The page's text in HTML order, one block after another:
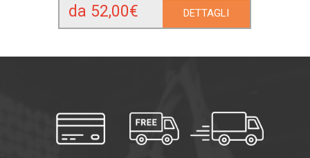
da 52,00€ DETTAGLI